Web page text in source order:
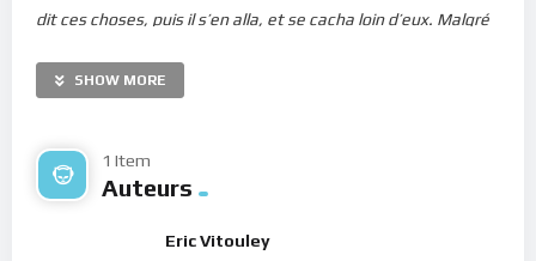
dit ces choses, puis il s’en alla, et se cacha loin d’eux. Malgré
croyaient pas en lui, afin que s’accomplît la parole qu’Ésaïe, le
Aussi ne pouvaient-ils croire, parce qu’Ésaïe a dit encore: Il a
aveuglé leurs yeux; et il a endurci leur coeur, De peur qu’ils ne
SHOW MORE
1 Item
Auteurs
Eric Vitouley